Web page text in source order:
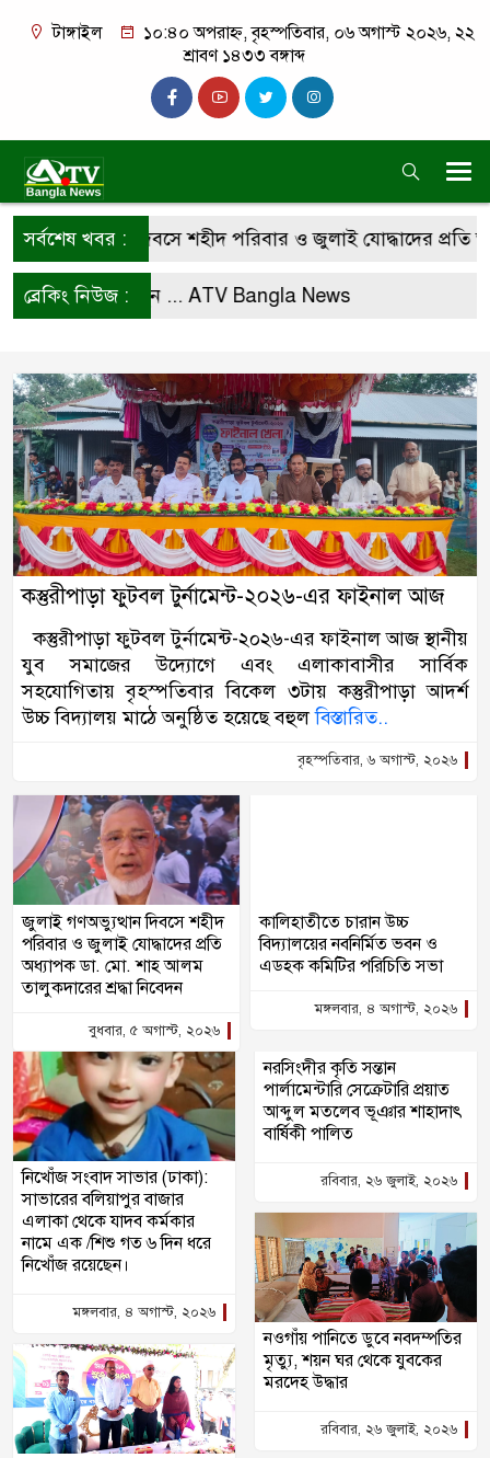
টাঙ্গাইল
১০:৪০ অপরাহ্ন, বৃহস্পতিবার, ০৬ অগাস্ট ২০২৬, ২২
শ্রাবণ ১৪৩৩ বঙ্গাব্দ
সর্বশেষ খবর :
দিবসে শহীদ পরিবার ও জুলাই যোদ্ধাদের প্রতি অধ্যাপক
ব্রেকিং নিউজ :
করে রাখুন ...ATV Bangla News
কস্তুরীপাড়া ফুটবল টুর্নামেন্ট-২০২৬-এর ফাইনাল আজ
কস্তুরীপাড়া ফুটবল টুর্নামেন্ট-২০২৬-এর ফাইনাল আজ স্থানীয়
যুব সমাজের উদ্যোগে এবং এলাকাবাসীর সার্বিক
সহযোগিতায় বৃহস্পতিবার বিকেল ৩টায় কস্তুরীপাড়া আদর্শ
উচ্চ বিদ্যালয় মাঠে অনুষ্ঠিত হয়েছে বহুলবিস্তারিত..
বৃহস্পতিবার, ৬ অগাস্ট, ২০২৬
জুলাই গণঅভ্যুত্থান দিবসে শহীদ
পরিবার ও জুলাই যোদ্ধাদের প্রতি
অধ্যাপক ডা. মো. শাহ আলম
তালুকদারের শ্রদ্ধা নিবেদন
বুধবার, ৫ অগাস্ট, ২০২৬
কালিহাতীতে চারান উচ্চ
বিদ্যালয়ের নবনির্মিত ভবন ও
এডহক কমিটির পরিচিতি সভা
মঙ্গলবার, ৪ অগাস্ট, ২০২৬
নিখোঁজ সংবাদ সাভার (ঢাকা):
সাভারের বলিয়াপুর বাজার
এলাকা থেকে যাদব কর্মকার
নামে এক /শিশু গত ৬ দিন ধরে
নিখোঁজ রয়েছেন।
মঙ্গলবার, ৪ অগাস্ট, ২০২৬
নরসিংদীর কৃতি সন্তান
পার্লামেন্টারি সেক্রেটারি প্রয়াত
আব্দুল মতলেব ভূঞার শাহাদাৎ
বার্ষিকী পালিত
রবিবার, ২৬ জুলাই, ২০২৬
নওগাঁয় পানিতে ডুবে নবদম্পতির
মৃত্যু, শয়ন ঘর থেকে যুবকের
মরদেহ উদ্ধার
রবিবার, ২৬ জুলাই, ২০২৬